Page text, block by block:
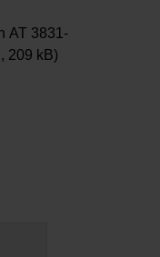
AT 3831-
209 kB)